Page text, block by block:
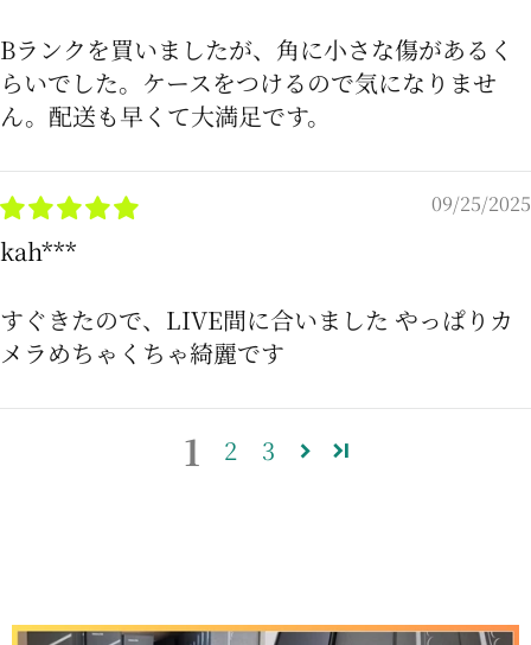
Bランクを買いましたが、角に小さな傷があるく
らいでした。ケースをつけるので気になりませ
ん。配送も早くて大満足です。
09/25/2025
kah***
すぐきたので、LIVE間に合いました やっぱりカ
メラめちゃくちゃ綺麗です
1 2 3